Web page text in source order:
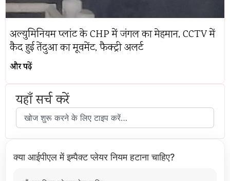
अल्युमिनियम प्लांट के CHP में जंगल का मेहमान, CCTV में
कैद हुई तेंदुआ का मूवमेंट, फैक्ट्री अलर्ट
और पढ़ें
यहाँ सर्च करें
क्या आईपीएल में इम्पैक्ट प्लेयर नियम हटाना चाहिए?